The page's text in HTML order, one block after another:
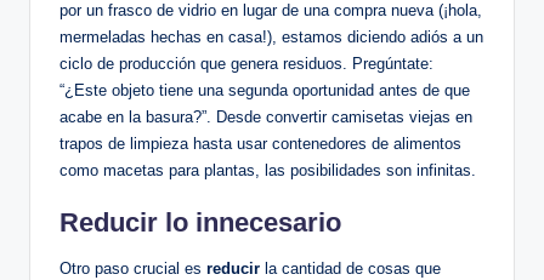
por un frasco de vidrio en lugar de una compra nueva (¡hola,
mermeladas hechas en casa!), estamos diciendo adiós a un
ciclo de producción que genera residuos. Pregúntate:
“¿Este objeto tiene una segunda oportunidad antes de que
acabe en la basura?”. Desde convertir camisetas viejas en
trapos de limpieza hasta usar contenedores de alimentos
como macetas para plantas, las posibilidades son infinitas.
Reducir lo innecesario
Otro paso crucial es reducir la cantidad de cosas que